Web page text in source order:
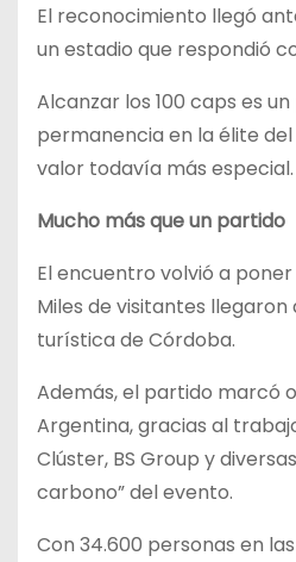
El reconocimiento llegó
un estadio que respondió
Alcanzar los 100 caps es
permanencia en la élite
valor todavía más especial.
Mucho más que un partido
El encuentro volvió a
Miles de visitantes
turística de Córdoba.
Además, el partido marcó
Argentina, gracias al
Clúster, BS Group y
carbono” del evento.
Con 34.600 personas en